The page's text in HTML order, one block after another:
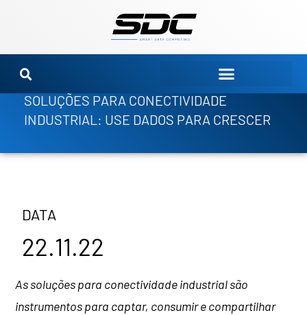
conteúdo
SOLUÇÕES PARA CONECTIVIDADE
INDUSTRIAL: USE DADOS PARA CRESCER
DATA
22.11.22
As soluções para conectividade industrial são
instrumentos para captar, consumir e compartilhar